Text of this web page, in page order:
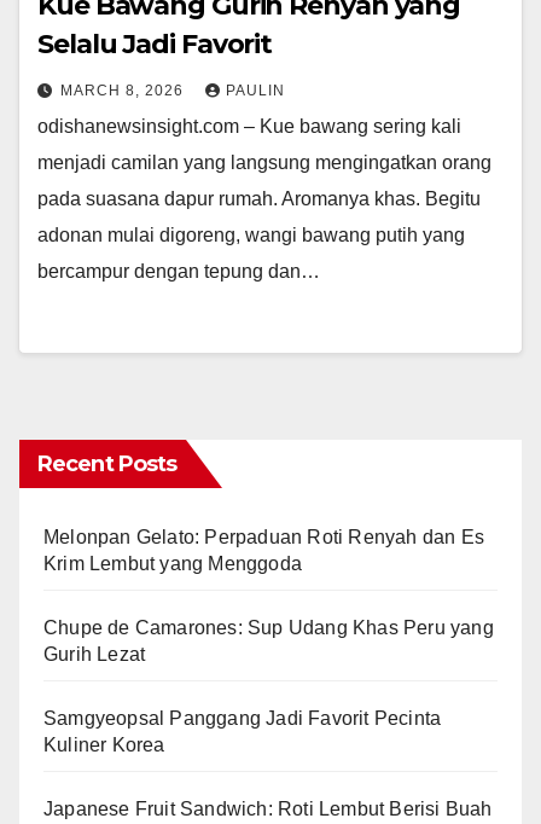
Selalu Jadi Favorit
MARCH 8, 2026 PAULIN
odishanewsinsight.com – Kue bawang sering kali
menjadi camilan yang langsung mengingatkan orang
pada suasana dapur rumah. Aromanya khas. Begitu
adonan mulai digoreng, wangi bawang putih yang
bercampur dengan tepung dan…
Recent Posts
Melonpan Gelato: Perpaduan Roti Renyah dan Es
Krim Lembut yang Menggoda
Chupe de Camarones: Sup Udang Khas Peru yang
Gurih Lezat
Samgyeopsal Panggang Jadi Favorit Pecinta
Kuliner Korea
Japanese Fruit Sandwich: Roti Lembut Berisi Buah